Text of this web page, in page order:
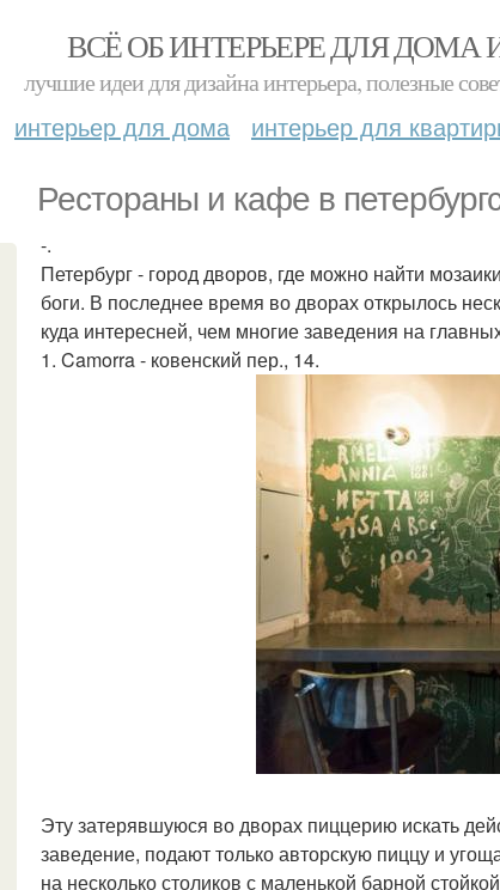
ВСЁ ОБ ИНТЕРЬЕРЕ ДЛЯ ДОМА
лучшие идеи для дизайна интерьера, полезные
интерьер для дома интерьер для
Рестораны и кафе в
-.
Петербург - город дворов, где можно найти
боги. В последнее время во дворах открылось
куда интересней, чем многие заведения на
1. Camorra - ковенский пер., 14.
Эту затерявшуюся во дворах пиццерию искать
заведение, подают только авторскую пиццу и
на несколько столиков с маленькой барной